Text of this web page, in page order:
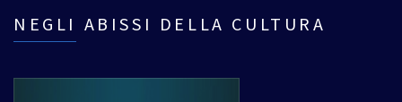
NEGLI ABISSI DELLA CULTURA